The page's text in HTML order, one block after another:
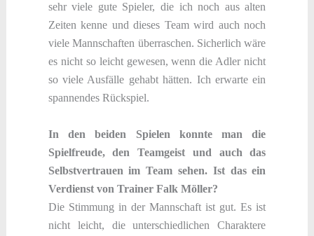
sehr viele gute Spieler, die ich noch aus alten
Zeiten kenne und dieses Team wird auch noch
viele Mannschaften überraschen. Sicherlich wäre
es nicht so leicht gewesen, wenn die Adler nicht
so viele Ausfälle gehabt hätten. Ich erwarte ein
spannendes Rückspiel.
In den beiden Spielen konnte man die
Spielfreude, den Teamgeist und auch das
Selbstvertrauen im Team sehen. Ist das ein
Verdienst von Trainer Falk Möller?
Die Stimmung in der Mannschaft ist gut. Es ist
nicht leicht, die unterschiedlichen Charaktere